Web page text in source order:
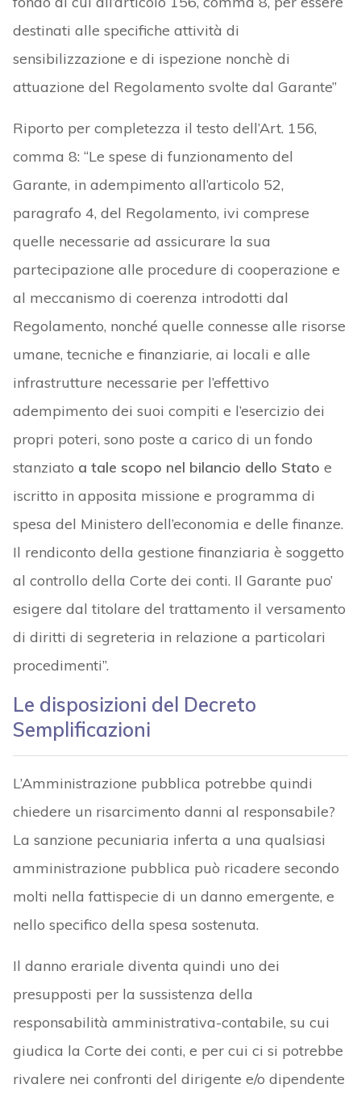
destinati alle specifiche attività di
sensibilizzazione e di ispezione nonchè di
attuazione del Regolamento svolte dal Garante”
Riporto per completezza il testo dell’Art. 156,
comma 8: “Le spese di funzionamento del
Garante, in adempimento all’articolo 52,
paragrafo 4, del Regolamento, ivi comprese
quelle necessarie ad assicurare la sua
partecipazione alle procedure di cooperazione e
al meccanismo di coerenza introdotti dal
Regolamento, nonché quelle connesse alle risorse
umane, tecniche e finanziarie, ai locali e alle
infrastrutture necessarie per l’effettivo
adempimento dei suoi compiti e l’esercizio dei
propri poteri, sono poste a carico di un fondo
stanziato a tale scopo nel bilancio dello Stato e
iscritto in apposita missione e programma di
spesa del Ministero dell’economia e delle finanze.
Il rendiconto della gestione finanziaria è soggetto
al controllo della Corte dei conti. Il Garante puo’
esigere dal titolare del trattamento il versamento
di diritti di segreteria in relazione a particolari
procedimenti”.
Le disposizioni del Decreto
Semplificazioni
L’Amministrazione pubblica potrebbe quindi
chiedere un risarcimento danni al responsabile?
La sanzione pecuniaria inferta a una qualsiasi
amministrazione pubblica può ricadere secondo
molti nella fattispecie di un danno emergente, e
nello specifico della spesa sostenuta.
Il danno erariale diventa quindi uno dei
presupposti per la sussistenza della
responsabilità amministrativa-contabile, su cui
giudica la Corte dei conti, e per cui ci si potrebbe
rivalere nei confronti del dirigente e/o dipendente